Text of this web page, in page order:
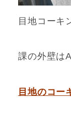
目地コーキ
課の外壁は
目地のコー